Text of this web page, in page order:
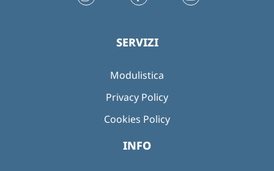
SERVIZI
Modulistica
Privacy Policy
Cookies Policy
INFO